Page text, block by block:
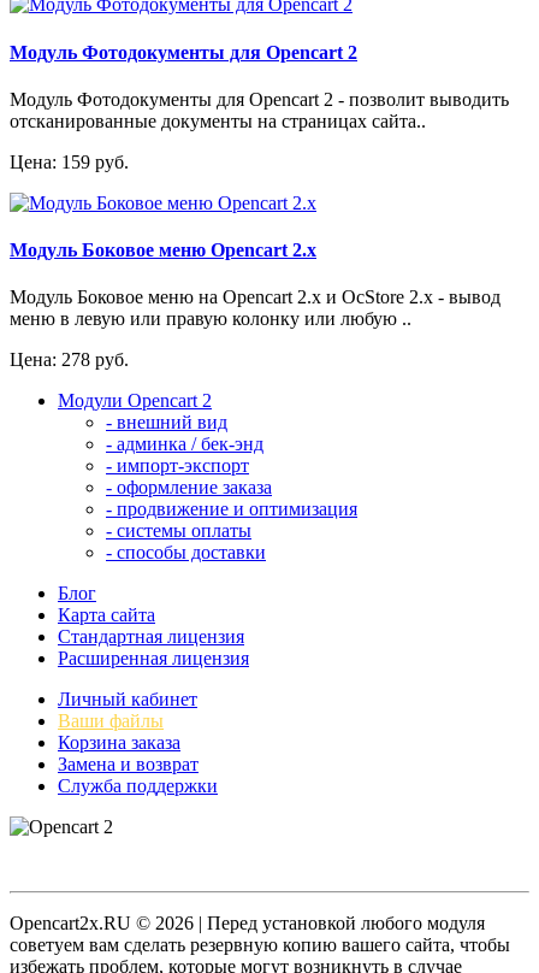
Модуль Фотодокументы для Opencart 2
Модуль Фотодокументы для Opencart 2 - позволит выводить
отсканированные документы на страницах сайта..
Цена: 159 руб.
Модуль Боковое меню Opencart 2.x
Модуль Боковое меню на Opencart 2.x и OcStore 2.x - вывод
меню в левую или правую колонку или любую ..
Цена: 278 руб.
Модули Opencart 2
- внешний вид
- админка / бек-энд
- импорт-экспорт
- оформление заказа
- продвижение и оптимизация
- системы оплаты
- способы доставки
Блог
Карта сайта
Стандартная лицензия
Расширенная лицензия
Личный кабинет
Ваши файлы
Корзина заказа
Замена и возврат
Служба поддержки
Opencart2x.RU © 2026 | Перед установкой любого модуля
советуем вам сделать резервную копию вашего сайта, чтобы
избежать проблем, которые могут возникнуть в случае